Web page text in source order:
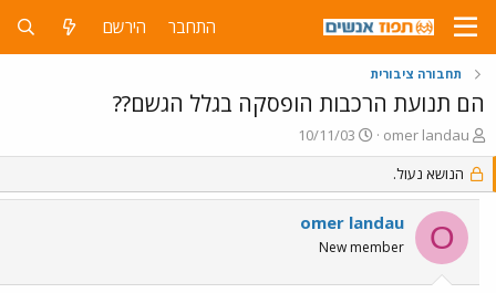
התחבר הירשם
תחבורה ציבורית
הם תנועת הרכבות הופסקה בגלל הגשם??
פ
ו
ת
ח
נ
omer landau
פ
ו
ס
ם
ב
ת
10/11/03
הנושא נעול.
O
omer landau
New member